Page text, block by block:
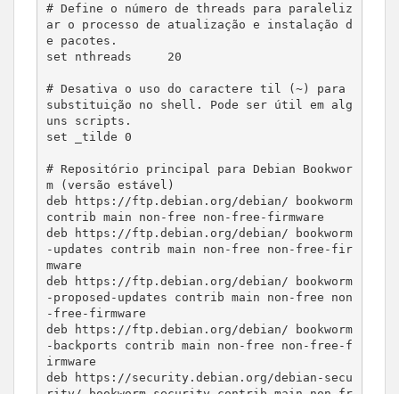
# Define o número de threads para paraleliz
ar o processo de atualização e instalação d
e pacotes.
set nthreads     20
# Desativa o uso do caractere til (~) para
substituição no shell. Pode ser útil em alg
uns scripts.
set _tilde 0
# Repositório principal para Debian Bookwor
m (versão estável)
deb https://ftp.debian.org/debian/ bookworm
contrib main non-free non-free-firmware
deb https://ftp.debian.org/debian/ bookworm
-updates contrib main non-free non-free-fir
mware
deb https://ftp.debian.org/debian/ bookworm
-proposed-updates contrib main non-free non
-free-firmware
deb https://ftp.debian.org/debian/ bookworm
-backports contrib main non-free non-free-f
irmware
deb https://security.debian.org/debian-secu